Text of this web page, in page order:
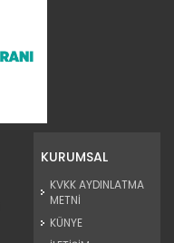
KURUMSAL
KVKK AYDINLATMA
METNİ
KÜNYE